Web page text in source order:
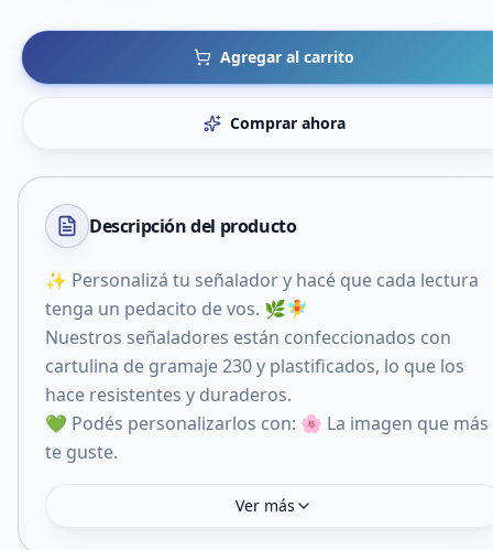
Agregar al carrito
Comprar ahora
Descripción del producto
✨ Personalizá tu señalador y hacé que cada lectura
tenga un pedacito de vos. 🌿🧚
Nuestros señaladores están confeccionados con
cartulina de gramaje 230 y plastificados, lo que los
hace resistentes y duraderos.
💚 Podés personalizarlos con: 🌸 La imagen que más
te guste.
Ver más